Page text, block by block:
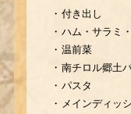
付き出し
ハム・サラミ
温前菜
南チロル郷土
パスタ
メインディッ